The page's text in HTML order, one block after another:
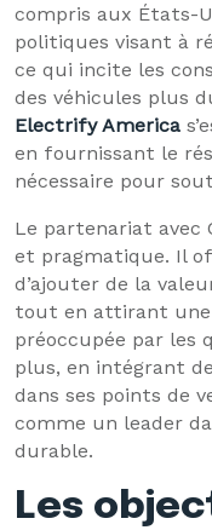
compris aux États-
politiques visant à
ce qui incite les
des véhicules plus
Electrify America
en fournissant le
nécessaire pour
Le partenariat avec
et pragmatique. Il
d’ajouter de la
tout en attirant une
préoccupée par les
plus, en intégrant
dans ses points de
comme un leader
durable.
Les